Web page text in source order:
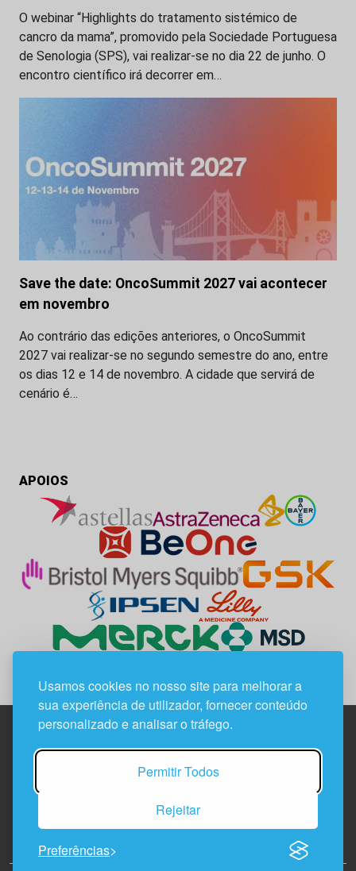
Usamos cookies no nosso site para melhorar a
sua experiência de utilizador, fornecer conteúdo
personalizado e analisar o tráfego.
Permitir Todos
Rejeitar
Preferências
O webinar “Highlights do tratamento sistémico de
cancro da mama”, promovido pela Sociedade Portuguesa
de Senologia (SPS), vai realizar-se no dia 22 de junho. O
encontro científico irá decorrer em…
Save the date: OncoSummit 2027 vai acontecer
em novembro
Ao contrário das edições anteriores, o OncoSummit
2027 vai realizar-se no segundo semestre do ano, entre
os dias 12 e 14 de novembro. A cidade que servirá de
cenário é…
APOIOS
Edif. Lisboa Oriente | Av. Infante D. Henrique, n.º 333H, esc.
1800-282 Lisboa | Portugal